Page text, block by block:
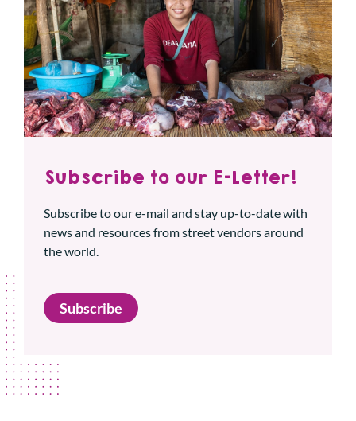
Subscribe to our E-Letter!
Subscribe to our e-mail and stay up-to-date with
news and resources from street vendors around
the world.
Subscribe